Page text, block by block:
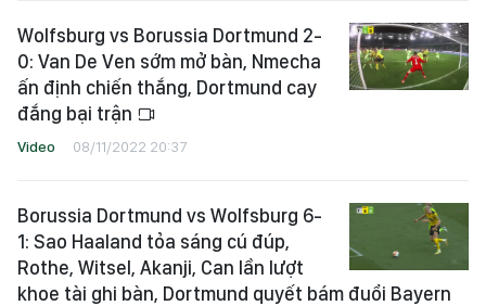
Wolfsburg vs Borussia Dortmund 2-
0: Van De Ven sớm mở bàn, Nmecha
ấn định chiến thắng, Dortmund cay
đắng bại trận
Video 08/11/2022 20:37
Borussia Dortmund vs Wolfsburg 6-
1: Sao Haaland tỏa sáng cú đúp,
Rothe, Witsel, Akanji, Can lần lượt
khoe tài ghi bàn, Dortmund quyết bám đuổi Bayern